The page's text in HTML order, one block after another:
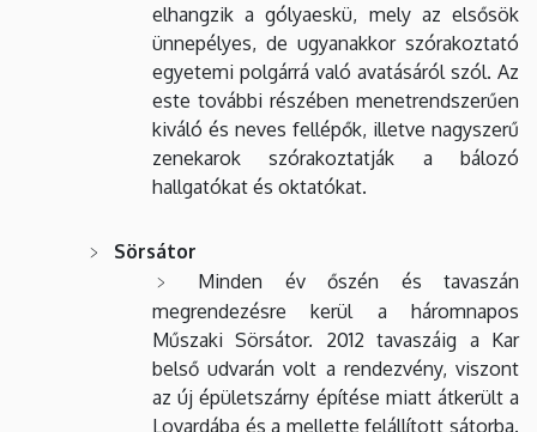
elhangzik a gólyaeskü, mely az elsősök
ünnepélyes, de ugyanakkor szórakoztató
egyetemi polgárrá való avatásáról szól. Az
este további részében menetrendszerűen
kiváló és neves fellépők, illetve nagyszerű
zenekarok szórakoztatják a bálozó
hallgatókat és oktatókat.
Sörsátor
Minden év őszén és tavaszán
megrendezésre kerül a háromnapos
Műszaki Sörsátor. 2012 tavaszáig a Kar
belső udvarán volt a rendezvény, viszont
az új épületszárny építése miatt átkerült a
Lovardába és a mellette felállított sátorba.